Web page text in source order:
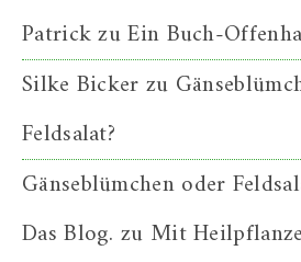
PatrickzuEin Buch-
Silke Bickerzu
Feldsalat?
Gänseblümchen oder
Das Blog. zu Mit